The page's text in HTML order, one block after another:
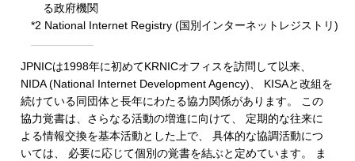
る政府機関
*2 National Internet Registry (国別インターネットレジストリ)
JPNICは1998年に初めてKRNICオフィスを訪問して以来、
NIDA (National Internet Development Agency)、 KISAと改組を
続けている同団体と長年にわたる協力関係があります。 この
協力覚書は、さらなる活動の増進に向けて、 定期的な往来に
よる情報交換を基本活動とした上で、 具体的な協調活動につ
いては、 必要に応じて個別の覚書を結ぶと定めています。 ま